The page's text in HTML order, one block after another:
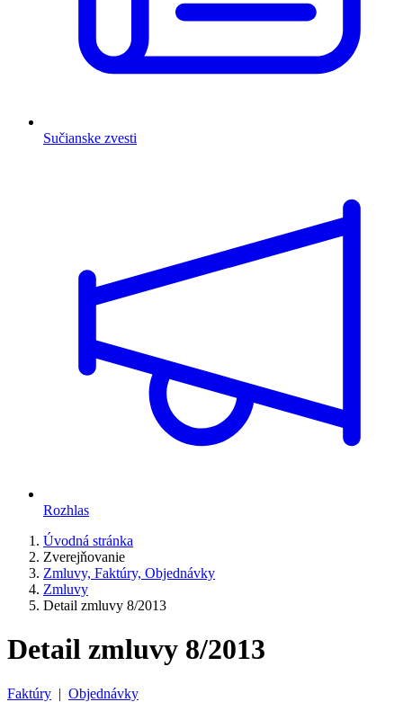
Sučianske zvesti
Rozhlas
Úvodná stránka
Zverejňovanie
Zmluvy, Faktúry, Objednávky
Zmluvy
Detail zmluvy 8/2013
Detail zmluvy 8/2013
Faktúry | Objednávky